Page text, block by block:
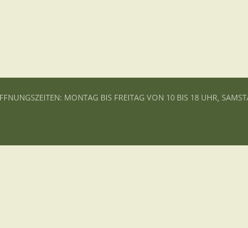
MONTAG BIS FREITAG VON 10 BIS 18 UHR,